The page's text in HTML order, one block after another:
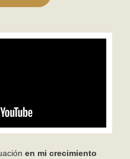
en mi crecimiento